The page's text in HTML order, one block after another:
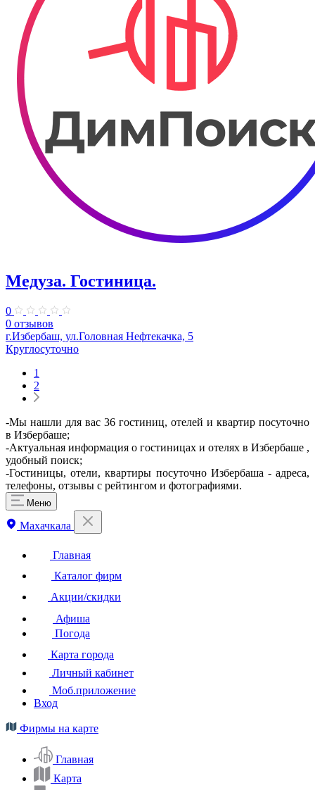
Медуза. Гостиница.
0
0 отзывов
г.Избербаш, ул.Головная Нефтекачка, 5
Круглосуточно
1
2
-Мы нашли для вас 36 гостиниц, отелей и квартир посуточно
в Избербаше;
-Актуальная информация о гостиницах и отелях в Избербаше ,
удобный поиск;
-Гостиницы, отели, квартиры посуточно Избербаша - адреса,
телефоны, отзывы с рейтингом и фотографиями.
Меню
Махачкала
Главная
Каталог фирм
Акции/скидки
Афиша
Погода
Карта города
Личный кабинет
Моб.приложение
Вход
Фирмы на карте
Главная
Карта